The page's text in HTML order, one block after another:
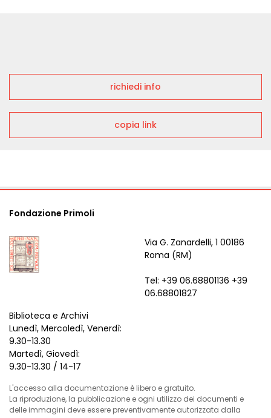
richiedi info
copia link
Fondazione Primoli
Via G. Zanardelli, 1 00186
Roma (RM)
Tel: +39 06.68801136 +39
06.68801827
Biblioteca e Archivi
Lunedì, Mercoledì, Venerdì:
9.30-13.30
Martedì, Giovedì:
9.30-13.30 / 14-17
L'accesso alla documentazione è libero e gratuito.
La riproduzione, la pubblicazione e ogni utilizzo dei documenti e
delle immagini deve essere preventivamente autorizzata dalla